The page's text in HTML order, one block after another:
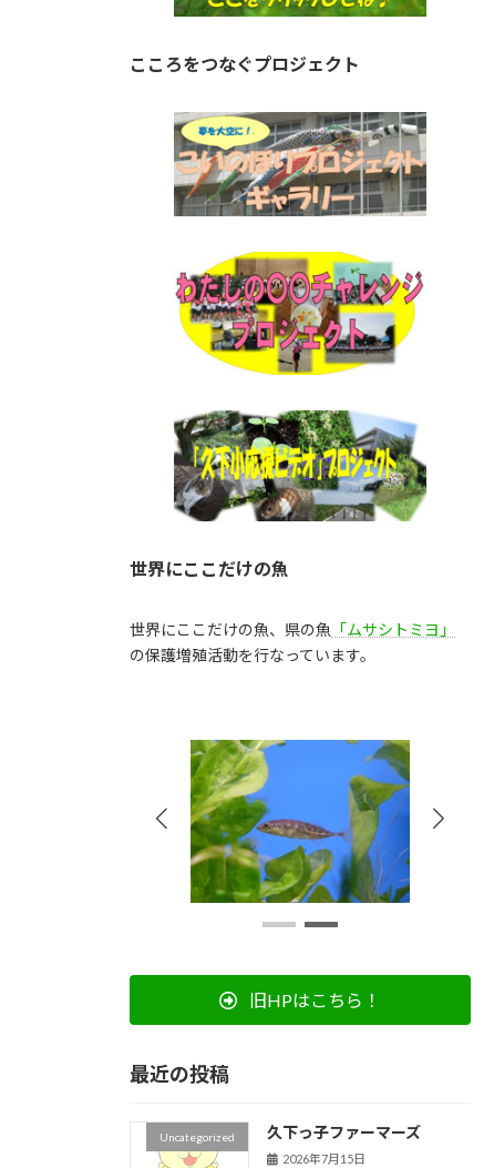
こころをつなぐプロジェクト
世界にここだけの魚
世界にここだけの魚、県の魚 「ムサシトミヨ」
の保護増殖活動を行なっています。
旧HPはこちら！
最近の投稿
Uncategorized 久下っ子ファーマーズ
2026年7月15日